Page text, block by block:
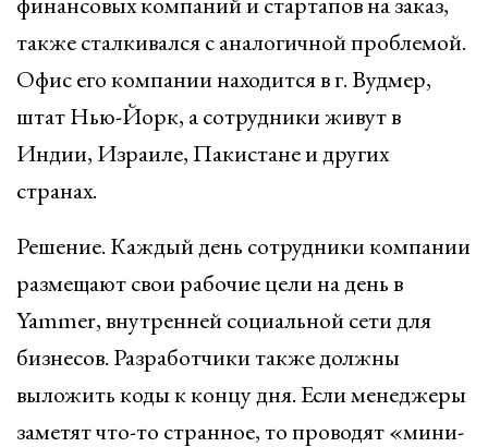
также сталкивался с аналогичной проблемой.
Офис его компании находится в г. Вудмер,
штат Нью-Йорк, а сотрудники живут в
Индии, Израиле, Пакистане и других
странах.
Решение. Каждый день сотрудники компании
размещают свои рабочие цели на день в
Yammer, внутренней социальной сети для
бизнесов. Разработчики также должны
выложить коды к концу дня. Если менеджеры
заметят что-то странное, то проводят «мини-